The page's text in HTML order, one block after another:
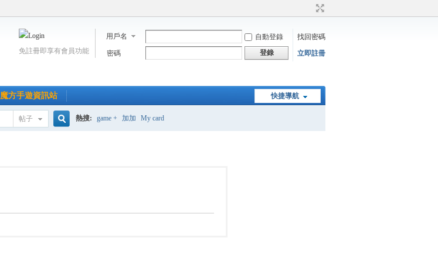
用戶名 自動登錄
找回密碼
密碼
登錄 立即註冊
免註冊即享有會員功能
快捷導航
魔方手遊資訊站
帖子 熱搜: game + 加加 My card